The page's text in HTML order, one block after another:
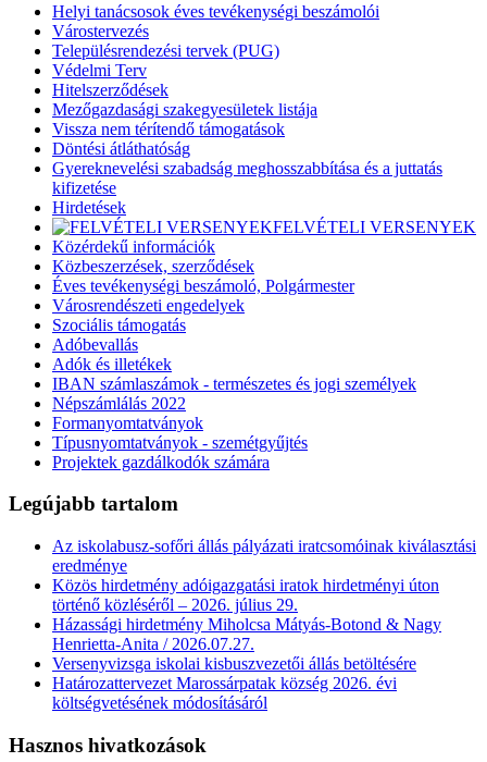
Helyi tanácsosok éves tevékenységi beszámolói
Várostervezés
Településrendezési tervek (PUG)
Védelmi Terv
Hitelszerződések
Mezőgazdasági szakegyesületek listája
Vissza nem térítendő támogatások
Döntési átláthatóság
Gyereknevelési szabadság meghosszabbítása és a juttatás
kifizetése
Hirdetések
FELVÉTELI VERSENYEK
Közérdekű információk
Közbeszerzések, szerződések
Éves tevékenységi beszámoló, Polgármester
Városrendészeti engedelyek
Szociális támogatás
Adóbevallás
Adók és illetékek
IBAN számlaszámok - természetes és jogi személyek
Népszámlálás 2022
Formanyomtatványok
Típusnyomtatványok - szemétgyűjtés
Projektek gazdálkodók számára
Legújabb tartalom
Az iskolabusz-sofőri állás pályázati iratcsomóinak kiválasztási
eredménye
Közös hirdetmény adóigazgatási iratok hirdetményi úton
történő közléséről – 2026. július 29.
Házassági hirdetmény Miholcsa Mátyás-Botond & Nagy
Henrietta-Anita / 2026.07.27.
Versenyvizsga iskolai kisbuszvezetői állás betöltésére
Határozattervezet Marossárpatak község 2026. évi
költségvetésének módosításáról
Hasznos hivatkozások